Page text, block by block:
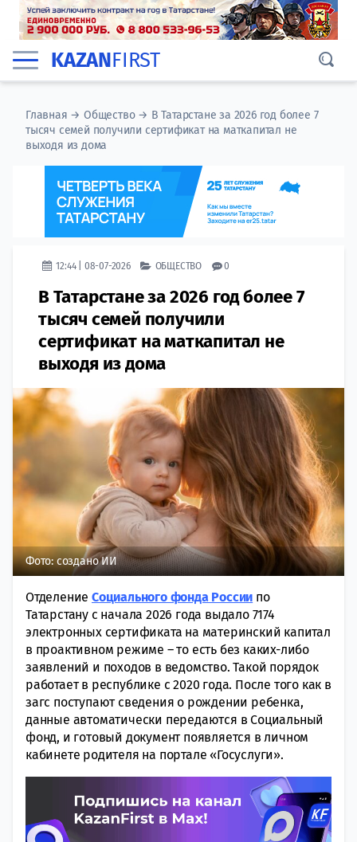
KAZANFIRST
Главная →Общество→ В Татарстане за 2026 год более 7
тысяч семей получили сертификат на маткапитал не
выходя из дома
12:44 | 08-07-2026 ОБЩЕСТВО 0
В Татарстане за 2026 год более 7
тысяч семей получили
сертификат на маткапитал не
выходя из дома
Фото: создано ИИ
Отделение Социального фонда России по
Татарстану с начала 2026 года выдало 7174
электронных сертификата на материнский капитал
в проактивном режиме – то есть без каких-либо
заявлений и походов в ведомство. Такой порядок
работает в республике с 2020 года. После того как в
загс поступают сведения о рождении ребенка,
данные автоматически передаются в Социальный
фонд, и готовый документ появляется в личном
кабинете родителя на портале «Госуслуги».